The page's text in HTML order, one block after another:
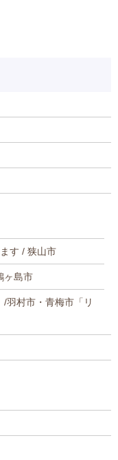
す / 狭山市
ヶ島市
羽村市・青梅市「リ